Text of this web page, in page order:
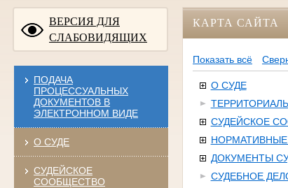
ВЕРСИЯ ДЛЯ
СЛАБОВИДЯЩИХ
ПОДАЧА
ПРОЦЕССУАЛЬНЫХ
ДОКУМЕНТОВ В
ЭЛЕКТРОННОМ ВИДЕ
О СУДЕ
СУДЕЙСКОЕ
СООБЩЕСТВО
КАРТА САЙТА
Показать всё
О СУДЕ
СУДЕЙСКОЕ
ДОКУМЕНТЫ
СУДЕБНОЕ